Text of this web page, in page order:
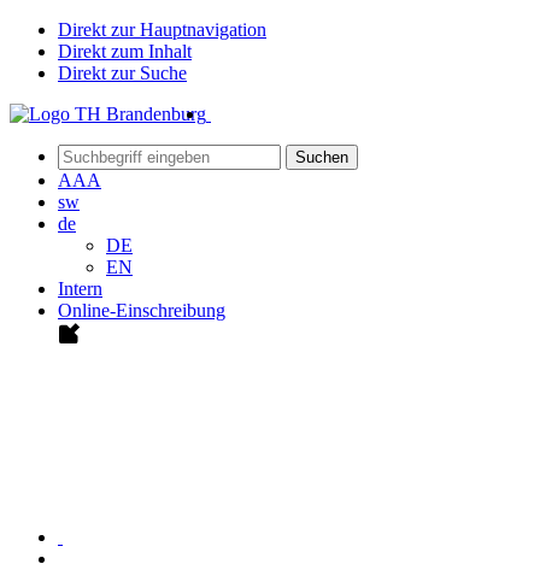
Direkt zur Hauptnavigation
Direkt zum Inhalt
Direkt zur Suche
Suchen
AAA
sw
de
DE
EN
Intern
Online-Einschreibung